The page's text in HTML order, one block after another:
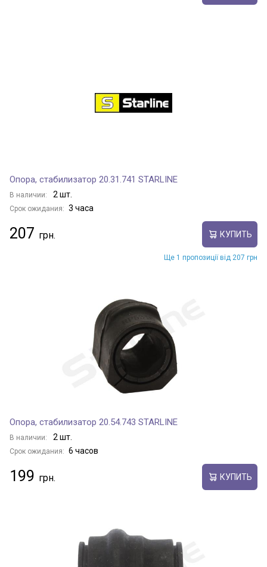
Опора, стабилизатор 20.31.741 STARLINE
В наличии: 2 шт.
Срок ожидания: 3 часа
207 КУПИТЬ
Ще 1 пропозиції від 207 грн
Опора, стабилизатор 20.54.743 STARLINE
В наличии: 2 шт.
Срок ожидания: 6 часов
199 КУПИТЬ